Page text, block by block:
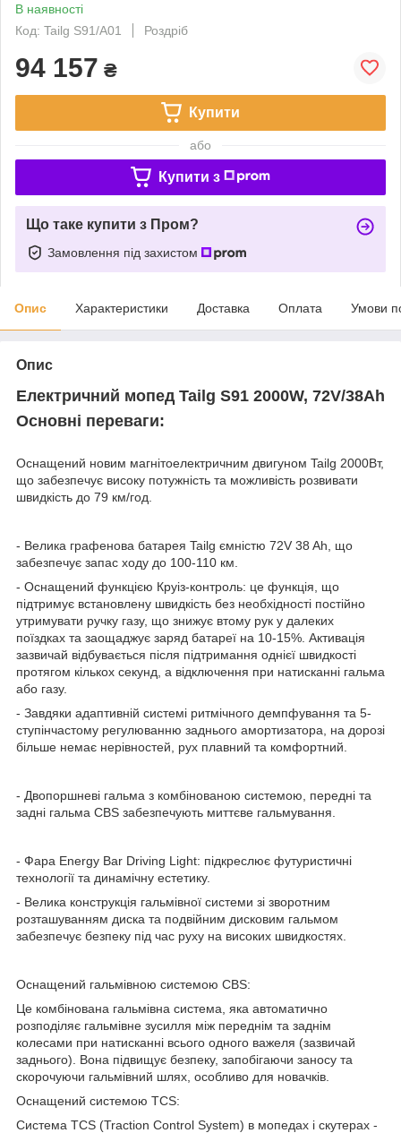
В наявності
Код: Tailg S91/A01
Роздріб
94 157 ₴
Купити
або
Купити з
Що таке купити з Пром?
Замовлення під захистом
Опис Характеристики Доставка Оплата Умови
Опис
Електричний мопед Tailg S91 2000W, 72V/38Ah
Основні переваги:
Оснащений новим магнітоелектричним двигуном Tailg 2000Вт,
що забезпечує високу потужність та можливість розвивати
швидкість до 79 км/год.
- Велика графенова батарея Tailg ємністю 72V 38 Ah, що
забезпечує запас ходу до 100-110 км.
- Оснащений функцією Круіз-контроль: це функція, що
підтримує встановлену швидкість без необхідності постійно
утримувати ручку газу, що знижує втому рук у далеких
поїздках та заощаджує заряд батареї на 10-15%. Активація
зазвичай відбувається після підтримання однієї швидкості
протягом кількох секунд, а відключення при натисканні гальма
або газу.
- Завдяки адаптивній системі ритмічного демпфування та 5-
ступінчастому регулюванню заднього амортизатора, на дорозі
більше немає нерівностей, рух плавний та комфортний.
- Двопоршневі гальма з комбінованою системою, передні та
задні гальма CBS забезпечують миттєве гальмування.
- Фара Energy Bar Driving Light: підкреслює футуристичні
технології та динамічну естетику.
- Велика конструкція гальмівної системи зі зворотним
розташуванням диска та подвійним дисковим гальмом
забезпечує безпеку під час руху на високих швидкостях.
Оснащений гальмівною системою CBS:
Це комбінована гальмівна система, яка автоматично
розподіляє гальмівне зусилля між переднім та заднім
колесами при натисканні всього одного важеля (зазвичай
заднього). Вона підвищує безпеку, запобігаючи заносу та
скорочуючи гальмівний шлях, особливо для новачків.
Оснащений системою TCS:
Система TCS (Traction Control System) в мопедах і скутерах -